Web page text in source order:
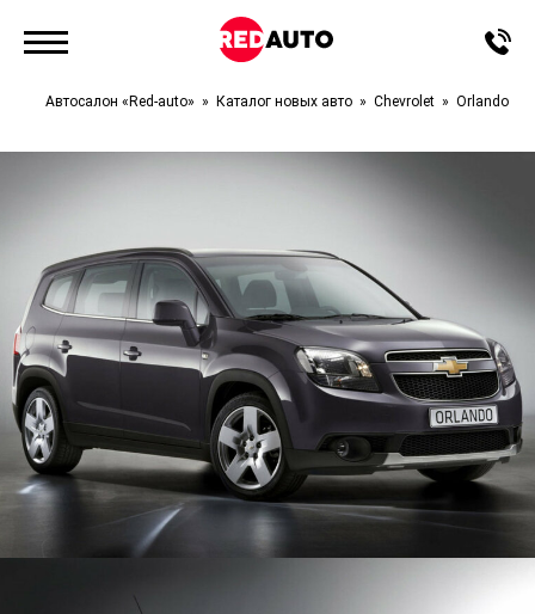
Автосалон «Red-auto» Каталог новых авто Chevrolet Orlando